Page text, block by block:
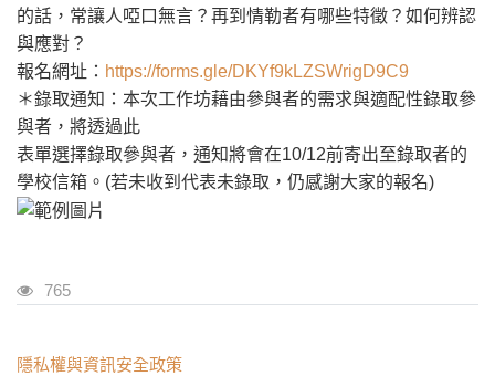
的話，常讓人啞口無言？再到情勒者有哪些特徵？如何辨認
與應對？
報名網址： https://forms.gle/DKYf9kLZSWrigD9C9
＊錄取通知：本次工作坊藉由參與者的需求與適配性錄取參
與者，將透過此
表單選擇錄取參與者，通知將會在10/12前寄出至錄取者的
學校信箱。(若未收到代表未錄取，仍感謝大家的報名)
瀏覽人次
765
:::
隱私權與資訊安全政策